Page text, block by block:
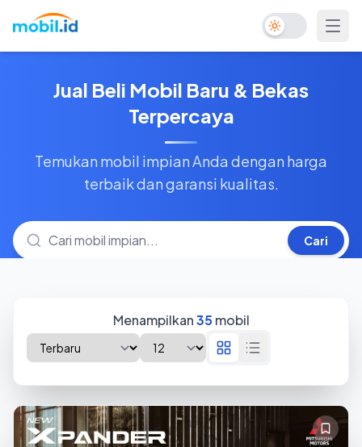
Toggle Dark
Jual Beli Mobil Baru & Bekas
Terpercaya
Temukan mobil impian Anda dengan harga
terbaik dan garansi kualitas.
Cari
Menampilkan35mobil